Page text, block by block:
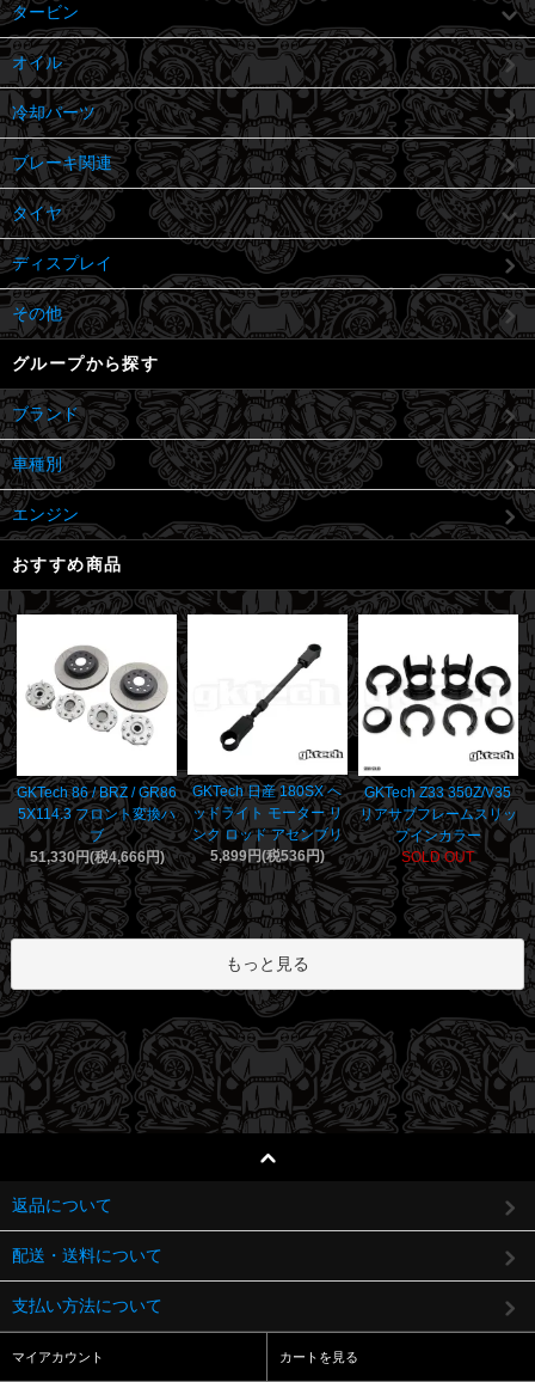
タービン
オイル
冷却パーツ
ブレーキ関連
タイヤ
ディスプレイ
その他
グループから探す
ブランド
車種別
エンジン
おすすめ商品
GKTech 86 / BRZ / GR86
5X114.3 フロント変換ハ
ブ
51,330円(税4,666円)
GKTech 日産 180SX ヘ
ッドライト モーター リ
ンク ロッド アセンブリ
5,899円(税536円)
GKTech Z33 350Z/V35
リアサブフレームスリッ
プインカラー
SOLD OUT
もっと見る
返品について
配送・送料について
支払い方法について
マイアカウント カートを見る